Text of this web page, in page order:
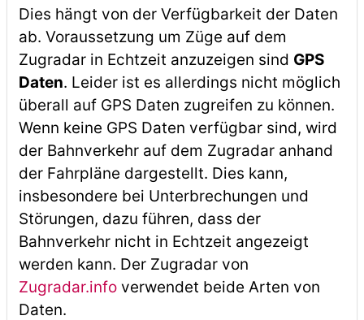
Dies hängt von der Verfügbarkeit der Daten
ab. Voraussetzung um Züge auf dem
Zugradar in Echtzeit anzuzeigen sind GPS
Daten. Leider ist es allerdings nicht möglich
überall auf GPS Daten zugreifen zu können.
Wenn keine GPS Daten verfügbar sind, wird
der Bahnverkehr auf dem Zugradar anhand
der Fahrpläne dargestellt. Dies kann,
insbesondere bei Unterbrechungen und
Störungen, dazu führen, dass der
Bahnverkehr nicht in Echtzeit angezeigt
werden kann. Der Zugradar von
Zugradar.infoverwendet beide Arten von
Daten.